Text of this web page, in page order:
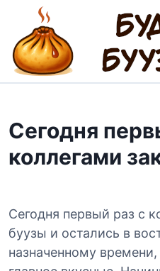
Сегодня
коллегами
Сегодня первый раз с
буузы и остались в
назначенному